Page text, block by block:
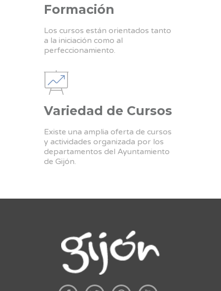
Formación
Los cursos están orientados tanto
a la iniciación como al
perfeccionamiento.
Variedad de Cursos
Existe una amplia oferta de cursos
y actividades organizada por los
departamentos del Ayuntamiento
de Gijón.